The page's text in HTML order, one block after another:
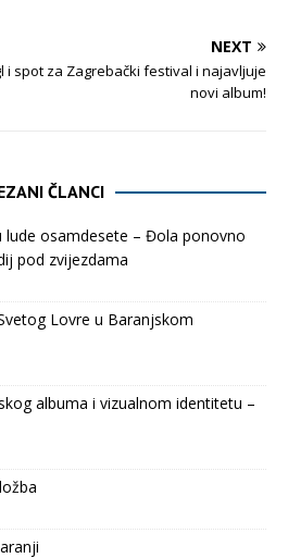
NEXT
i spot za Zagrebački festival i najavljuje
novi album!
ČLANCI
lude osamdesete – Đola ponovno
pod zvijezdama
Lovre u Baranjskom
albuma i vizualnom identitetu –